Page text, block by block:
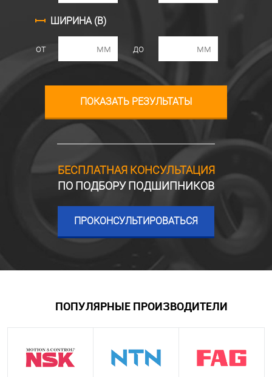
ШИРИНА (B)
от до
БЕСПЛАТНАЯ КОНСУЛЬТАЦИЯ
ПО ПОДБОРУ ПОДШИПНИКОВ
ПРОКОНСУЛЬТИРОВАТЬСЯ
ПОПУЛЯРНЫЕ ПРОИЗВОДИТЕЛИ